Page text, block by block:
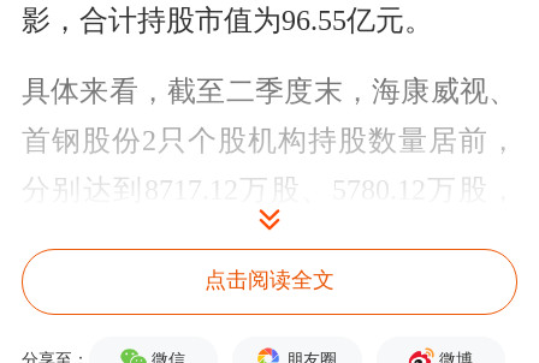
影，合计持股市值为96.55亿元。
具体来看，截至二季度末，海康威视、
首钢股份2只个股机构持股数量居前，
分别达到8717.12万股、5780.12万股，
(698.54万股)、
台
(690.45万股)、威华股份
(338.27万
点击阅读全文